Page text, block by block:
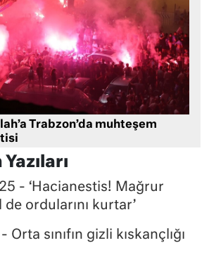
Trabzon’da muhteşem
- ‘Hacianestis! Mağrur
ordularını kurtar’
sınıfın gizli kıskançlığı